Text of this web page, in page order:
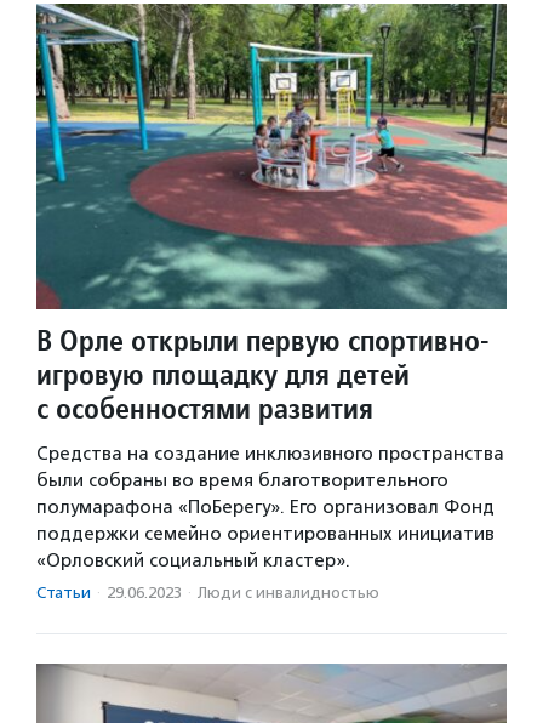
В Орле открыли первую спортивно-
игровую площадку для детей
с особенностями развития
Средства на создание инклюзивного пространства
были собраны во время благотворительного
полумарафона «ПоБерегу». Его организовал Фонд
поддержки семейно ориентированных инициатив
«Орловский социальный кластер».
Статьи · 29.06.2023 · Люди с инвалидностью